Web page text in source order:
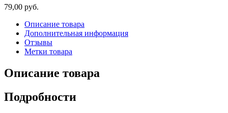
79,00 руб.
Описание товара
Дополнительная информация
Отзывы
Метки товара
Описание товара
Подробности